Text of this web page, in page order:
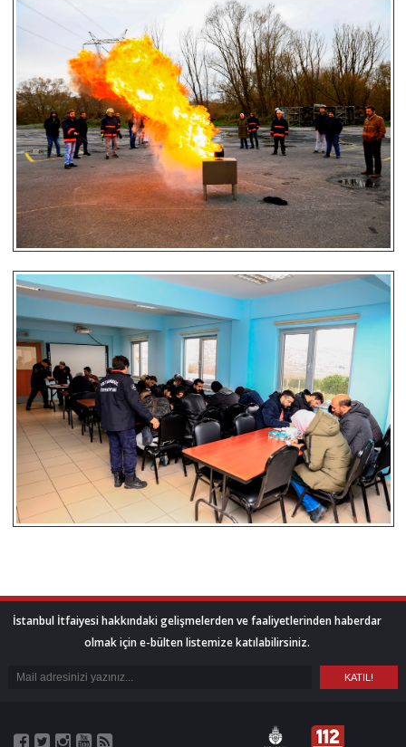
İstanbul İtfaiyesi hakkındaki gelişmelerden ve faaliyetlerinden haberdar
olmak için e-bülten listemize katılabilirsiniz.